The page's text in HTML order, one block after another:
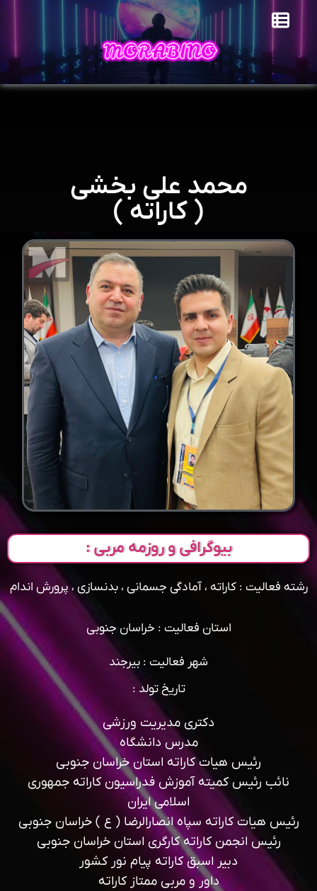
محمد علی بخشی
( کاراته )
بیوگرافی و روزمه مربی :
رشته فعالیت : کاراته ، آمادگی جسمانی ، بدنسازی ، پرورش اندام
استان فعالیت : خراسان جنوبی
شهر فعالیت : بیرجند
تاریخ تولد :
دکتری مدیریت ورزشی
مدرس دانشگاه
رئیس هیات کاراته استان خراسان جنوبی
نائب رئیس کمیته آموزش فدراسیون کاراته جمهوری
اسلامی ایران
رئیس هیات کاراته سپاه انصارالرضا ( ع ) خراسان جنوبی
رئیس انجمن کاراته کارگری استان خراسان جنوبی
دبیر اسبق کاراته پیام نور کشور
داور و مربی ممتاز کاراته